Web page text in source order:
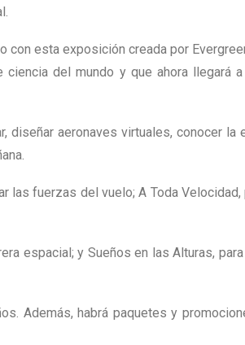
con esta exposición creada por
del mundo y que ahora llegará
aeronaves virtuales, conocer la
fuerzas del vuelo; A Toda
espacial; y Sueños en las Alturas,
Además, habrá paquetes y